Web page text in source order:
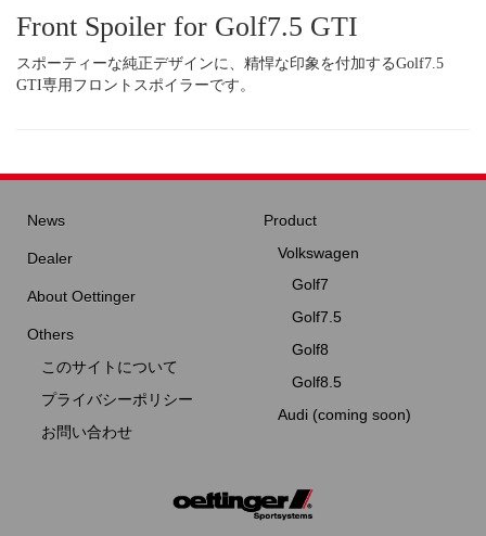
Front Spoiler for Golf7.5 GTI
スポーティーな純正デザインに、精悍な印象を付加するGolf7.5
GTI専用フロントスポイラーです。
News
Product
Volkswagen
Golf7
Golf7.5
Golf8
Golf8.5
Audi (coming soon)
Dealer
About Oettinger
Others
このサイトについて
プライバシーポリシー
お問い合わせ